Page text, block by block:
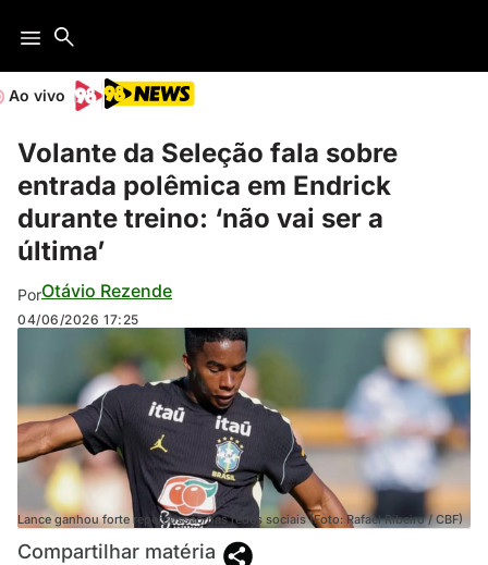
Ao vivo
Volante da Seleção fala sobre
entrada polêmica em Endrick
durante treino: ‘não vai ser a
última’
PorOtávio Rezende
04/06/2026 17:25
Lance ganhou forte repercussão nas redes sociais (Foto: Rafael Ribeiro / CBF)
Compartilhar matéria